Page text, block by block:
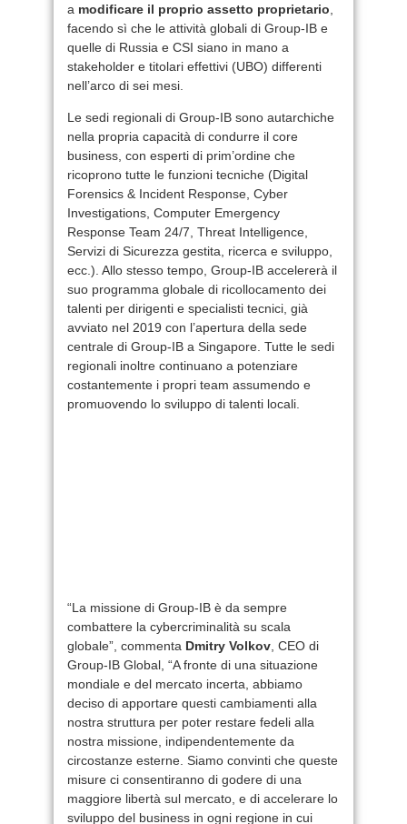
a modificare il proprio assetto proprietario
facendo sì che le attività globali di Group-IB e
quelle di Russia e CSI siano in mano a
stakeholder e titolari effettivi (UBO) differenti
nell’arco di sei mesi.
Le sedi regionali di Group-IB sono autarchiche
nella propria capacità di condurre il core
business, con esperti di prim’ordine che
ricoprono tutte le funzioni tecniche (Digital
Forensics & Incident Response, Cyber
Investigations, Computer Emergency
Response Team 24/7, Threat Intelligence,
Servizi di Sicurezza gestita, ricerca e sviluppo,
ecc.). Allo stesso tempo, Group-IB accelererà il
suo programma globale di ricollocamento dei
talenti per dirigenti e specialisti tecnici, già
avviato nel 2019 con l’apertura della sede
centrale di Group-IB a Singapore. Tutte le sedi
regionali inoltre continuano a potenziare
costantemente i propri team assumendo e
promuovendo lo sviluppo di talenti locali.
“La missione di Group-IB è da sempre
combattere la cybercriminalità su scala
globale”, commenta Dmitry Volkov , CEO di
Group-IB Global, “A fronte di una situazione
mondiale e del mercato incerta, abbiamo
deciso di apportare questi cambiamenti alla
nostra struttura per poter restare fedeli alla
nostra missione, indipendentemente da
circostanze esterne. Siamo convinti che queste
misure ci consentiranno di godere di una
maggiore libertà sul mercato, e di accelerare lo
sviluppo del business in ogni regione in cui